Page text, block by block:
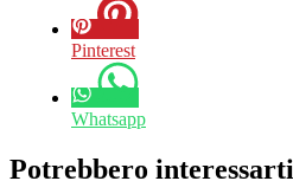
Pinterest
Whatsapp
Potrebbero